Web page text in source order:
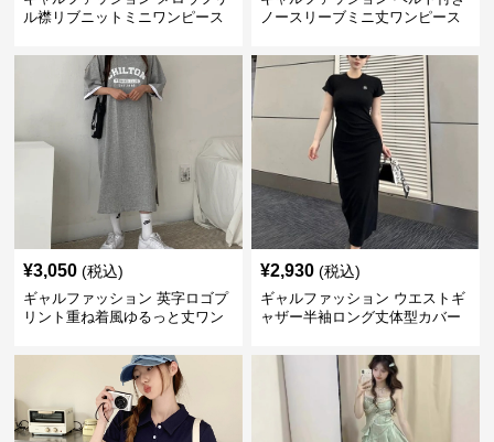
ル襟リブニットミニワンピース
ノースリーブミニ丈ワンピース
¥3,050 (税込)
ギャルファッション 英字ロゴプ
リント重ね着風ゆるっと丈ワン
¥2,930 (税込)
ギャルファッション ウエストギ
ャザー半袖ロング丈体型カバー